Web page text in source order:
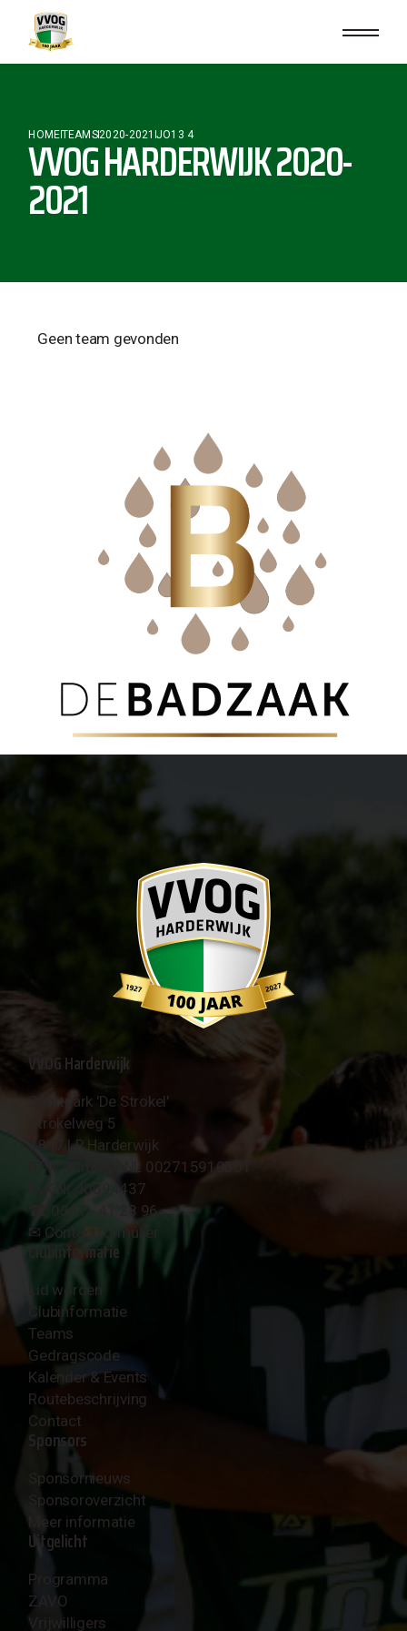
HOMETEAMS2020-2021 JO13 4
VVOG HARDERWIJK 2020-
2021
Geen team gevonden
VVOG Harderwijk
Sportpark 'De Strokel'
Strokelweg 5
3847 LR Harderwijk
BTW Nummer NL 002715910B01
KvK Nr 40094437
☎︎ 0341 - 41 28 96
✉︎ Contactformulier
Clubinformatie
Lid worden
Clubinformatie
Teams
Gedragscode
Kalender & Events
Routebeschrijving
Contact
Sponsors
Sponsornieuws
Sponsoroverzicht
Meer informatie
Uitgelicht
Programma
ZAVO
Vrijwilligers